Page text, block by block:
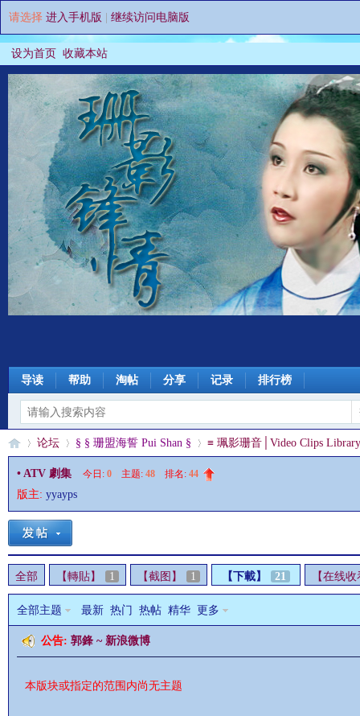
请选择 进入手机版 继续访问电脑版
设为首页 收藏本站
导读 帮助 淘帖 分享 记录 排行榜
§ »
论坛
›
§ § 珊盟海誓 Pui Shan §
›
≡ 珮影珊音│Video Clips
• ATV 劇集 今日: 0 主题: 48 排名: 44
版主: yyayps
全部 【轉貼】 1 【截图】 1 【下載】 21 【在线
全部主题 最新 热门 热帖 精华 更多
公告: 郭鋒 ~ 新浪微博
本版块或指定的范围内尚无主题